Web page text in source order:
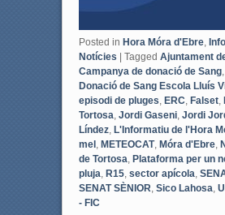
Posted in Hora Móra d'Ebre,
Notícies | Tagged Ajuntament
Campanya de donació de Sang,
Donació de Sang Escola Lluís
episodi de pluges ERC Falset,
Tortosa Jordi Gaseni, Jordi
Líndez, L'Informatiu de l'Hora
mel, METEOCAT, Móra d'Ebre,
de Tortosa Plataforma per un
pluja R15, sector apícola
SENAT SÈNIOR Sico Lahosa
- FIC